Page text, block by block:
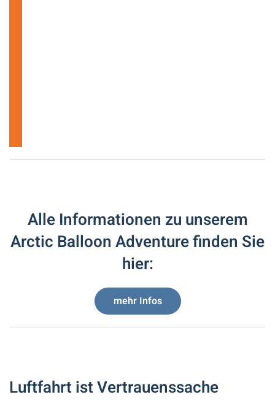
Alle Informationen zu unserem
Arctic Balloon Adventure finden Sie
hier:
mehr Infos
Luftfahrt ist Vertrauenssache